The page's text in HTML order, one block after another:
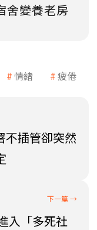
舍變養老房
情緒 疲倦
插管卻突然
入「多死社